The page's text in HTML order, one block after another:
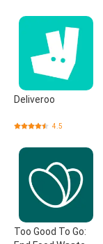
Deliveroo
4.5
Too Good To Go: